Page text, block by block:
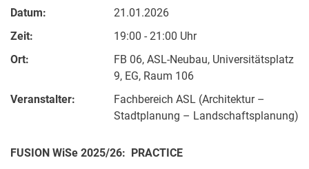
Datum:
21.01.2026
Zeit:
19:00 - 21:00 Uhr
Ort:
FB 06, ASL-Neubau, Universitätsplatz
9, EG, Raum 106
Veranstalter:
Fachbereich ASL (Architektur –
Stadtplanung – Landschaftsplanung)
FUSION WiSe 2025/26: PRACTICE